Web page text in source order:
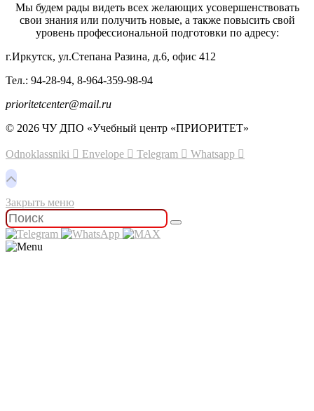
Мы будем рады видеть всех желающих усовершенствовать
свои знания или получить новые, а также повысить свой
уровень профессиональной подготовки по адресу:
г.Иркутск, ул.Степана Разина, д.6, офис 412
Тел.: 94-28-94, 8-964-359-98-94
prioritetcenter@mail.ru
© 2026 ЧУ ДПО «Учебный центр «ПРИОРИТЕТ»
Odnoklassniki Envelope Telegram Whatsapp
Закрыть меню